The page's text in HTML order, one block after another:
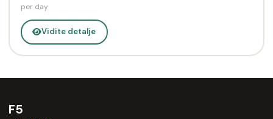
per day
Vidite detalje
F5